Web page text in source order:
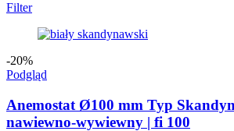
Filter
-20%
Podgląd
Anemostat Ø100 mm Typ
nawiewno-wywiewny | fi 100